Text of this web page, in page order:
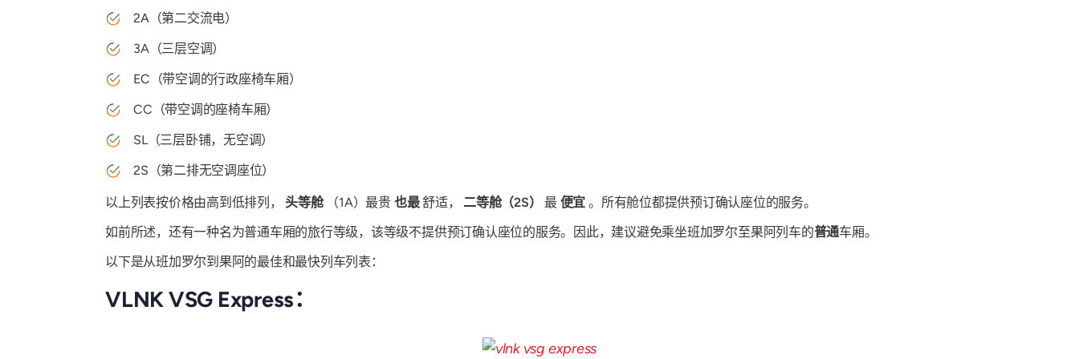
2A（第二交流电）
3A（三层空调）
EC（带空调的行政座椅车厢）
CC（带空调的座椅车厢）
SL（三层卧铺，无空调）
2S（第二排无空调座位）
以上列表按价格由高到低排列， 头等舱（1A）最贵 也最舒适， 二等舱（2S） 最 便宜 。所有舱位都提供预订确认座位的服务。
如前所述，还有一种名为普通车厢的旅行等级，该等级不提供预订确认座位的服务。因此，建议避免乘坐班加罗尔至果阿列车的普通车厢。
以下是从班加罗尔到果阿的最佳和最快列车列表：
VLNK VSG Express：